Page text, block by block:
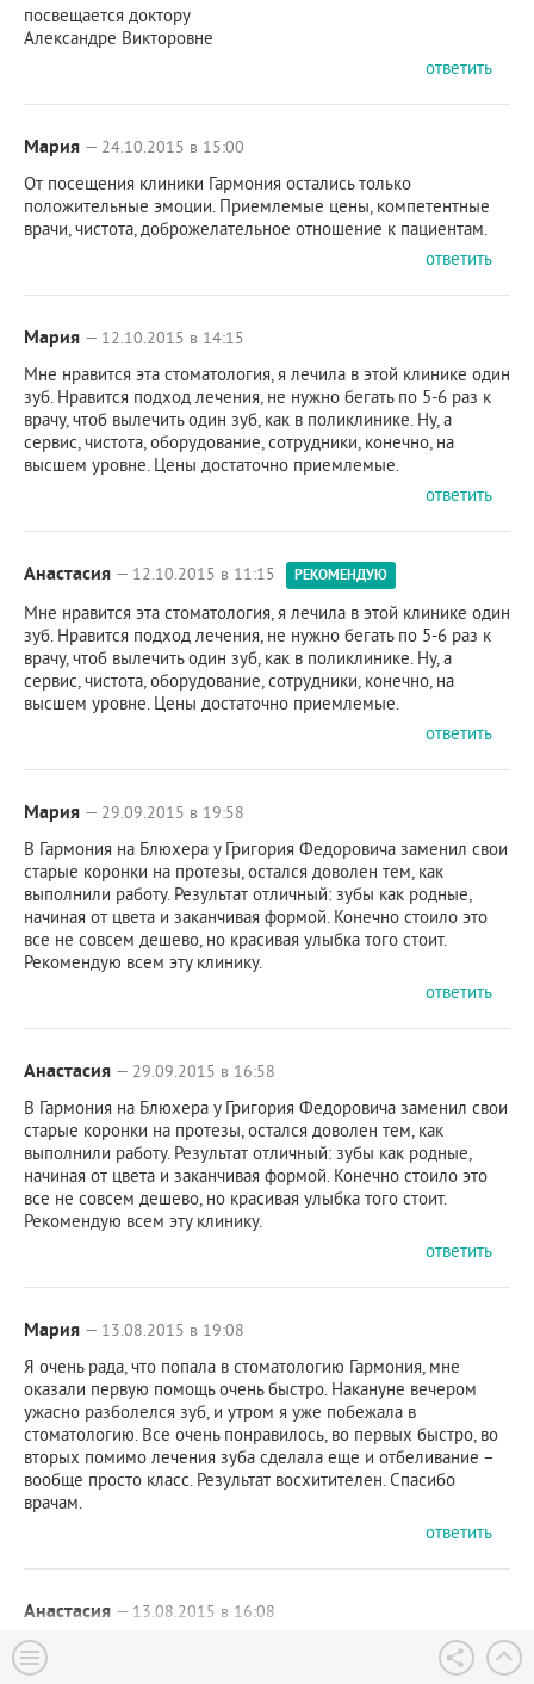
посвещается доктору
Александре Викторовне
ответить
Мария — 24.10.2015 в 15:00
От посещения клиники Гармония остались только
положительные эмоции. Приемлемые цены, компетентные
врачи, чистота, доброжелательное отношение к пациентам.
ответить
Мария — 12.10.2015 в 14:15
Мне нравится эта стоматология, я лечила в этой клинике один
зуб. Нравится подход лечения, не нужно бегать по 5-6 раз к
врачу, чтоб вылечить один зуб, как в поликлинике. Ну, а
сервис, чистота, оборудование, сотрудники, конечно, на
высшем уровне. Цены достаточно приемлемые.
ответить
Анастасия — 12.10.2015 в 11:15 РЕКОМЕНДУЮ
Мне нравится эта стоматология, я лечила в этой клинике один
зуб. Нравится подход лечения, не нужно бегать по 5-6 раз к
врачу, чтоб вылечить один зуб, как в поликлинике. Ну, а
сервис, чистота, оборудование, сотрудники, конечно, на
высшем уровне. Цены достаточно приемлемые.
ответить
Мария — 29.09.2015 в 19:58
В Гармония на Блюхера у Григория Федоровича заменил свои
старые коронки на протезы, остался доволен тем, как
выполнили работу. Результат отличный: зубы как родные,
начиная от цвета и заканчивая формой. Конечно стоило это
все не совсем дешево, но красивая улыбка того стоит.
Рекомендую всем эту клинику.
ответить
Анастасия — 29.09.2015 в 16:58
В Гармония на Блюхера у Григория Федоровича заменил свои
старые коронки на протезы, остался доволен тем, как
выполнили работу. Результат отличный: зубы как родные,
начиная от цвета и заканчивая формой. Конечно стоило это
все не совсем дешево, но красивая улыбка того стоит.
Рекомендую всем эту клинику.
ответить
Мария — 13.08.2015 в 19:08
Я очень рада, что попала в стоматологию Гармония, мне
оказали первую помощь очень быстро. Накануне вечером
ужасно разболелся зуб, и утром я уже побежала в
стоматологию. Все очень понравилось, во первых быстро, во
вторых помимо лечения зуба сделала еще и отбеливание –
вообще просто класс. Результат восхитителен. Спасибо
врачам.
ответить
Анастасия — 13.08.2015 в 16:08
Я очень рада, что попала в стоматологию Гармония, мне
оказали первую помощь очень быстро. Накануне вечером